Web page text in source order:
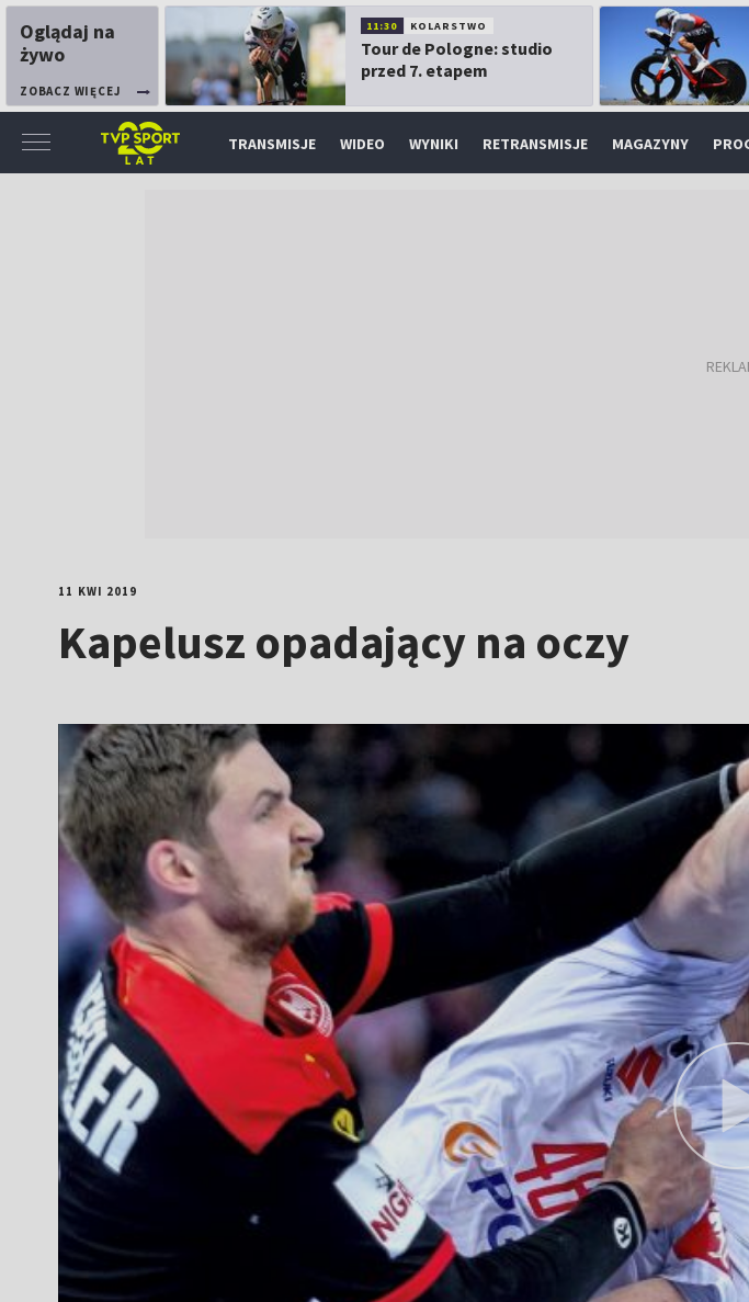
Oglądaj na
żywo
ZOBACZ WIĘCEJ
11:30 KOLARSTWO
Tour de Pologne: studio
przed 7. etapem
TRANSMISJE WIDEO WYNIKI RETRANSMISJE MAGAZYNY
11 KWI 2019
Kapelusz opadający na oczy